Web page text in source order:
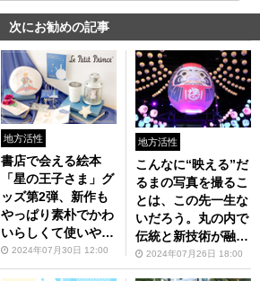
次にお勧めの記事
地方活性
書店で会える絵本
「星の王子さま」グ
ッズ第2弾、新作も
やっぱり素朴でかわ
いらしくて使いやす
そう！
2024年07月30日 12:00
地方活性
こんなに“映える”だ
るまの写真を撮るこ
とは、この先一生な
いだろう。丸の内で
伝統と新技術が融合
した近未来のハイテ
ク祭りを見てきた
2024年07月26日 18:00